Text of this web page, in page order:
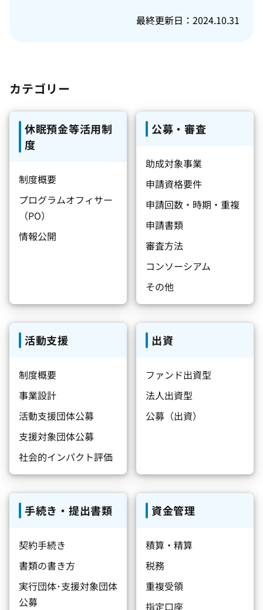
最終更新日：2024.10.31
カテゴリー
休眠預金等活用制
度
制度概要
プログラムオフィサー
（PO）
情報公開
公募・審査
助成対象事業
申請資格要件
申請回数・時期・重複
申請書類
審査方法
コンソーシアム
その他
活動支援
制度概要
事業設計
活動支援団体公募
支援対象団体公募
社会的インパクト評価
出資
ファンド出資型
法人出資型
公募（出資）
手続き・提出書類
契約手続き
書類の書き方
実行団体･支援対象団体
公募
資金管理
積算・精算
税務
重複受領
指定口座